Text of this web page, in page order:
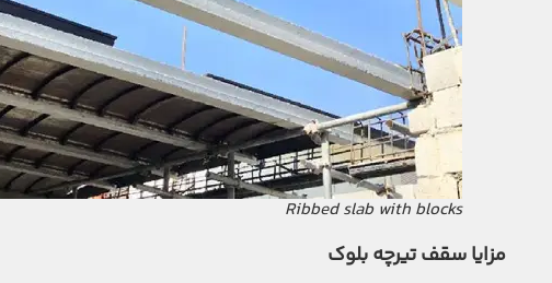
Ribbed slab with blocks
مزایا سقف تیرچه بلوک